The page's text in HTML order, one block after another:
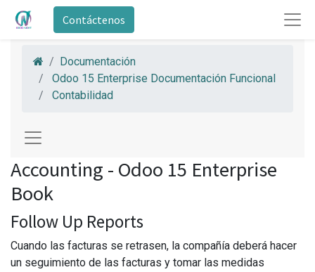
Contáctenos
Documentación
Odoo 15 Enterprise Documentación Funcional
Contabilidad
Accounting - Odoo 15 Enterprise
Book
Follow Up Reports
Cuando las facturas se retrasen, la compañía deberá hacer
un seguimiento de las facturas y tomar las medidas